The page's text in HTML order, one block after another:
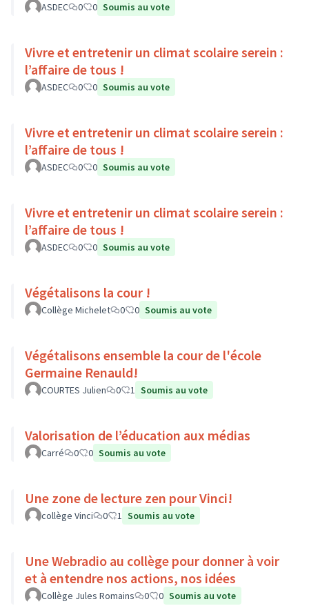
ASDEC 0 0 Soumis au vote
Vivre et entretenir un climat scolaire serein :
l’affaire de tous !
ASDEC 0 0 Soumis au vote
Vivre et entretenir un climat scolaire serein :
l’affaire de tous !
ASDEC 0 0 Soumis au vote
Vivre et entretenir un climat scolaire serein :
l’affaire de tous !
ASDEC 0 0 Soumis au vote
Végétalisons la cour !
Collège Michelet 0 0 Soumis au vote
Végétalisons ensemble la cour de l'école
Germaine Renauld!
COURTES Julien 0 1 Soumis au vote
Valorisation de l’éducation aux médias
Carré 0 0 Soumis au vote
Une zone de lecture zen pour Vinci!
collège Vinci 0 1 Soumis au vote
Une Webradio au collège pour donner à voir
et à entendre nos actions, nos idées
Collège Jules Romains 0 0 Soumis au vote